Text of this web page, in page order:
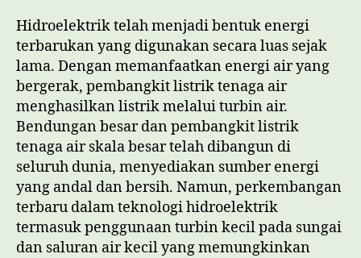
Hidroelektrik telah menjadi bentuk energi
terbarukan yang digunakan secara luas sejak
lama. Dengan memanfaatkan energi air yang
bergerak, pembangkit listrik tenaga air
menghasilkan listrik melalui turbin air.
Bendungan besar dan pembangkit listrik
tenaga air skala besar telah dibangun di
seluruh dunia, menyediakan sumber energi
yang andal dan bersih. Namun, perkembangan
terbaru dalam teknologi hidroelektrik
termasuk penggunaan turbin kecil pada sungai
dan saluran air kecil yang memungkinkan